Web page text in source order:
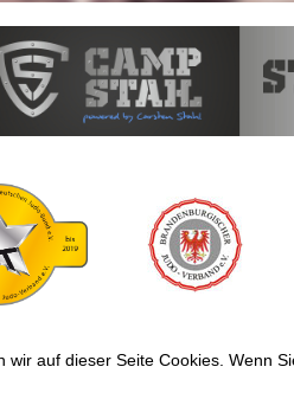
auf dieser Seite Cookies. Wenn